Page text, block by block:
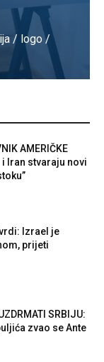
/ logo /
AMERIČKE
i Iran stvaraju novi
Izrael je
prijeti
SRBIJU:
zvao se Ante